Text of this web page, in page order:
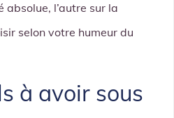
absolue, l’autre sur la
selon votre humeur du
à avoir sous